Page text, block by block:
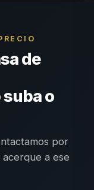
de
o
por
a ese